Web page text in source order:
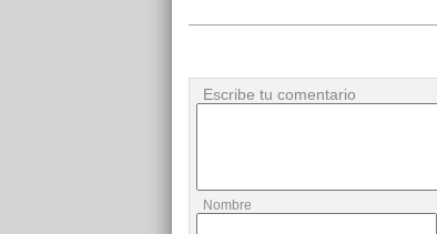
Escribe tu comentario
Nombre